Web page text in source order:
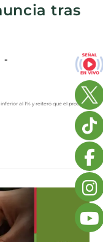
tras
al 1% y reiteró que el proceso